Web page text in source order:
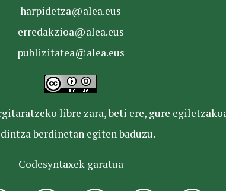
harpidetza@alea.eus
erredakzioa@alea.eus
publizitatea@alea.eus
libre zara, beti ere, gure
berdinetan egiten baduzu.
Codesyntaxek garatua